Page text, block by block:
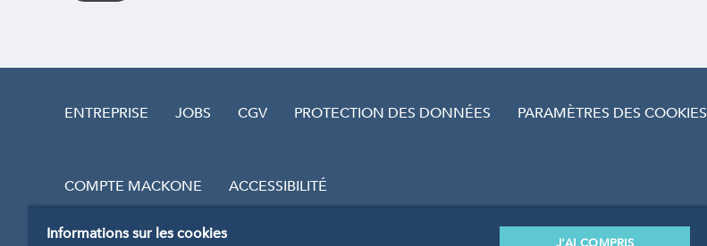
ENTREPRISE JOBS CGV PROTECTION DES DONNÉES PARAMÈTRES DES COOKIES
COMPTE MACKONE ACCESSIBILITÉ
RÉVOQUER LE CONTRAT
Informations sur les cookies